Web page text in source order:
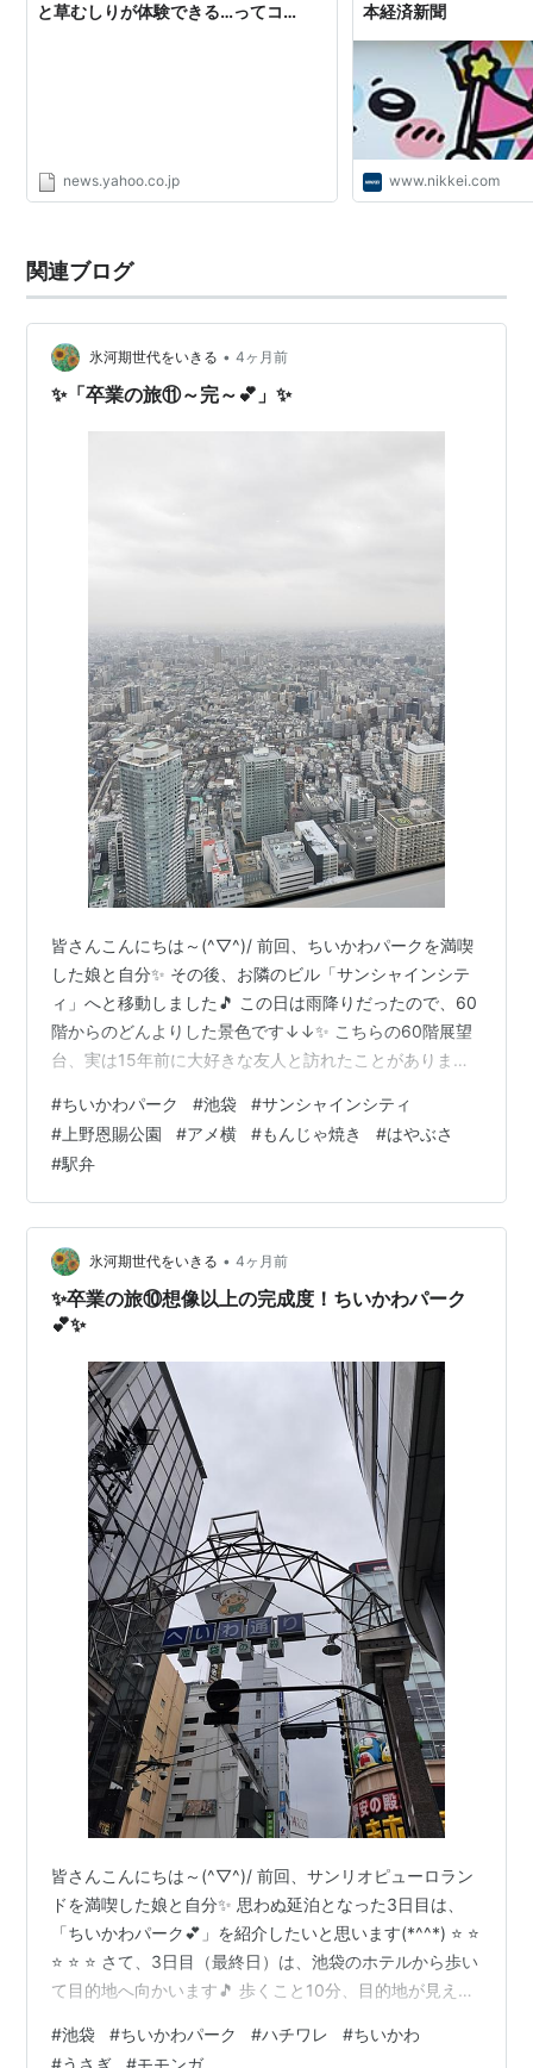
と草むしりが体験できる…ってコ
news.yahoo.co.jp
本経済新聞
www.nikkei.com
関連ブログ
氷河期世代をいきる • 4ヶ月前
✨「卒業の旅⑪～完～💕」✨
皆さんこんにちは～(^▽^)/ 前回、ちいかわパークを満喫
した娘と自分✨ その後、お隣のビル「サンシャインシテ
ィ」へと移動しました🎵 この日は雨降りだったので、60
階からのどんよりした景色です↓↓✨ こちらの60階展望
台、実は15年前に大好きな友人と訪れたことがあります
によって描画されたピアノが置いてありました↓↓✨ サ
ンシャインシティを満喫した後は、山手線で上野へ移動
しました🚇✨ 雨降りでしたが、上野はすでにサクラが満
開でした🌸✨ その後、アメ横をブラブラしました(^^♪✨
ちょっと遅いランチは、活気のありそうなお店の「もん
じゃ焼き」にし…
#ちいかわパーク #池袋 #サンシャインシティ
# 上野恩賜公園 #アメ横 #もんじゃ焼き #はやぶさ
#駅弁
氷河期世代をいきる • 4ヶ月前
✨卒業の旅⑩想像以上の完成度！ちいかわパーク
💕✨
皆さんこんにちは～(^▽^)/ 前回、サンリオピューロラン
ドを満喫した娘と自分✨ 思わぬ延泊となった3日目は、
「ちいかわパーク💕」を紹介したいと思います(*^^*) ⭐ ⭐
⭐ ⭐ ⭐ さて、3日目（最終日）は、池袋のホテルから歩い
て目的地へ向かいます🎵 歩くこと10分、目的地が見えて
わがお出迎え💕 入口から、とても素敵な予感がします
#池袋 #ちいかわパーク #ハチワレ #ちいかわ
#うさぎ #モモンガ